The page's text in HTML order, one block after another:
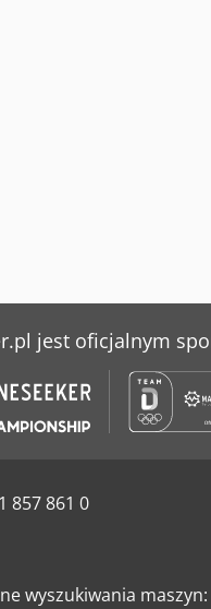
jest oficjalnym
857 861 0
wyszukiwania maszyn: